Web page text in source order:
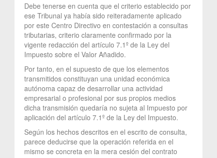
Debe tenerse en cuenta que el criterio establecido por
ese Tribunal ya había sido reiteradamente aplicado
por este Centro Directivo en contestación a consultas
tributarias, criterio claramente confirmado por la
vigente redacción del artículo 7.1º de la Ley del
Impuesto sobre el Valor Añadido.
Por tanto, en el supuesto de que los elementos
transmitidos constituyan una unidad económica
autónoma capaz de desarrollar una actividad
empresarial o profesional por sus propios medios
dicha transmisión quedaría no sujeta al Impuesto por
aplicación del artículo 7.1º de la Ley del Impuesto.
Según los hechos descritos en el escrito de consulta,
parece deducirse que la operación referida en el
mismo se concreta en la mera cesión del contrato